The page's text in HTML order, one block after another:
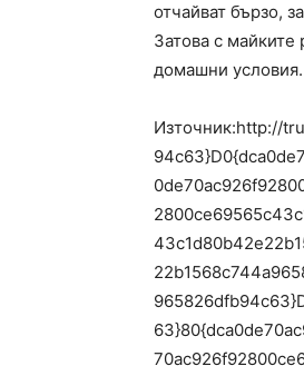
отчайват бързо,
Затова с майките
домашни условия.
Източник:http://